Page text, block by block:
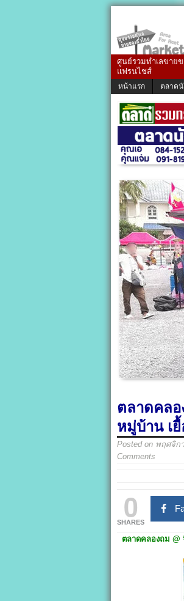
ศูนย์รวมทำเลขาย
แฟรนไชส์
หน้าแรก ตลาด
ตลาดคลอ
หมู่บ้าน เ
Posted on พฤศจิก
Comments
0
SHARES
ตลาดคลองถม @